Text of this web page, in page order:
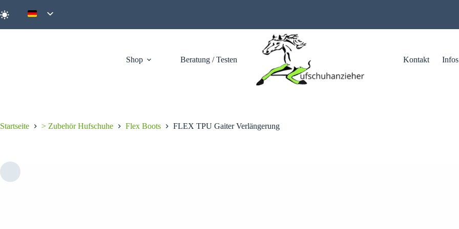
Inhalt
springen
Shop Beratung / Testen Kontakt Infos
Startseite > Zubehör Hufschuhe Flex Boots FLEX TPU Gaiter Verlängerung